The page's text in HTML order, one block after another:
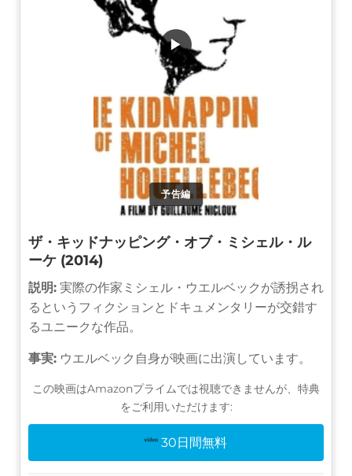
予告編
▶
ザ・キッドナッピング・オブ・ミシェル・ル
ーケ (2014)
説明: 実際の作家ミシェル・ウエルベックが誘拐され
るというフィクションとドキュメンタリーが交錯す
るユニークな作品。
事実: ウエルベック自身が映画に出演しています。
この映画はAmazonプライムでは視聴できませんが、特典
をご利用いただけます:
30日間無料